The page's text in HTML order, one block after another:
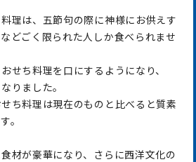
理は、五節句の際に神様にお供えす
どごく限られた人しか食べられませ
せち料理を口にするようになり、
りました。
ち料理は現在のものと比べると質素
。
材が豪華になり、さらに西洋文化の